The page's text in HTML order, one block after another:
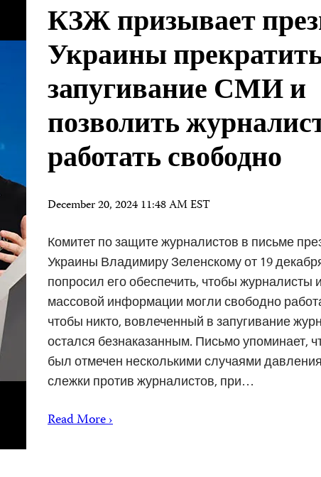
КЗЖ призывает
Украины
запугивание СМИ и
позволить
работать свободно
December 20, 2024 11:48 AM EST
Комитет по защите журналистов в письме
Украины Владимиру Зеленскому от 19
попросил его обеспечить, чтобы журналисты
массовой информации могли свободно
чтобы никто, вовлеченный в запугивание
остался безнаказанным. Письмо упоминает,
был отмечен несколькими случаями
слежки против журналистов, при…
Read More ›